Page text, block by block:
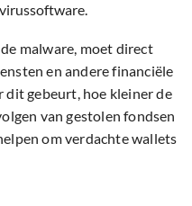
malware, moet direct
en andere financiële
dit gebeurt, hoe kleiner de
van gestolen fondsen
om verdachte wallets